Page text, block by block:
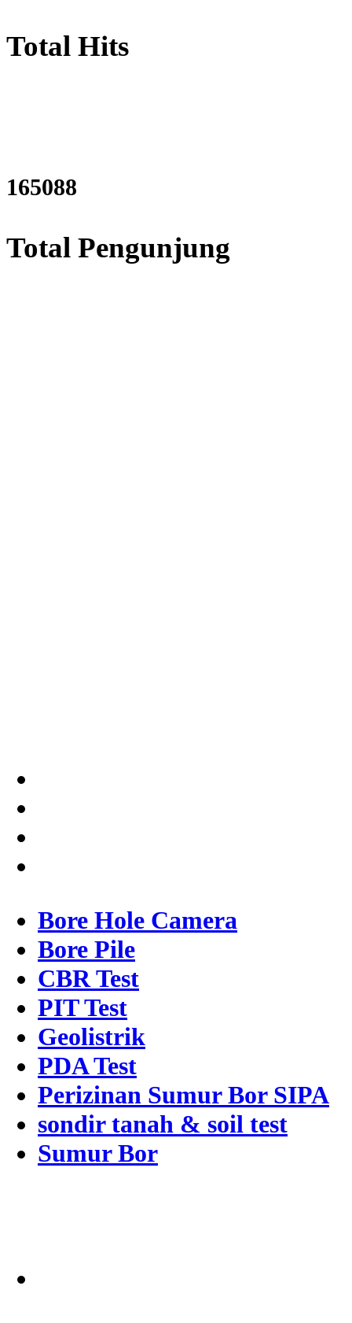
Total Hits
198871
Total Pengunjung
Bore Hole Camera
Bore Pile
CBR Test
PIT Test
Geolistrik
PDA Test
Perizinan Sumur Bor SIPA
sondir tanah & soil test
Sumur Bor